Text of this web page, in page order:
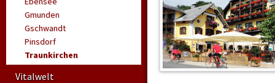
Gmunden
Gschwandt
Pinsdorf
Traunkirchen
Vitalwelt